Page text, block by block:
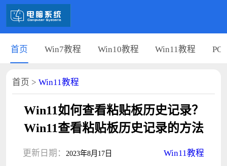
首页 Win7教程 Win10教程 Win11教程 PC
首页 > Win11教程
Win11如何查看粘贴板历史记录？
Win11查看粘贴板历史记录的方法
更新日期： 2023年8月17日 Win11教程